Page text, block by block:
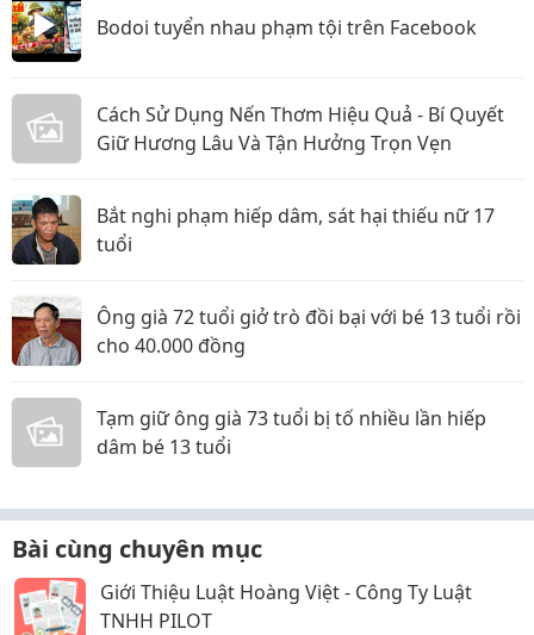
Bodoi tuyển nhau phạm tội trên Facebook
Cách Sử Dụng Nến Thơm Hiệu Quả - Bí Quyết
Giữ Hương Lâu Và Tận Hưởng Trọn Vẹn
Bắt nghi phạm hiếp dâm, sát hại thiếu nữ 17
tuổi
Ông già 72 tuổi giở trò đồi bại với bé 13 tuổi rồi
cho 40.000 đồng
Tạm giữ ông già 73 tuổi bị tố nhiều lần hiếp
dâm bé 13 tuổi
Bài cùng chuyên mục
Giới Thiệu Luật Hoàng Việt - Công Ty Luật
TNHH PILOT